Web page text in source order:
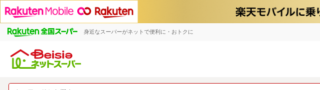
身近なスーパーがネットで便利に・おトクに